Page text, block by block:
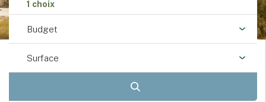
1 choix
Budget
Surface